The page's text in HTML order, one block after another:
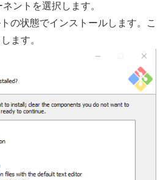
ントを選択します。
の状態でインストールします。こ
ます。